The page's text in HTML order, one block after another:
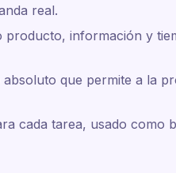
real.
producto, información y
que permite a la
cada tarea, usado como